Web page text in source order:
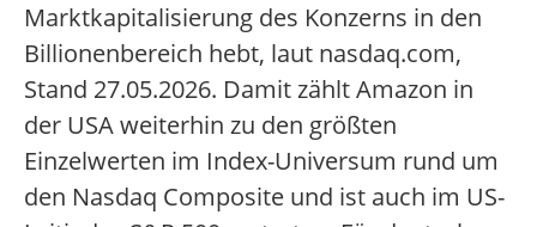
Marktkapitalisierung des Konzerns in den
Billionenbereich hebt, laut nasdaq.com,
Stand 27.05.2026. Damit zählt Amazon in
der USA weiterhin zu den größten
Einzelwerten im Index-Universum rund um
den Nasdaq Composite und ist auch im US-